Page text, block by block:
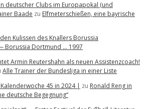
deutscher Clubs im Europapokal (und
Baade zu Elfmeterschießen, eine bayrische
Kulissen des Knallers Borussia
Borussia Dortmund … 1997
Armin Reutershahn als neuen Assistenzcoach!
Alle Trainer der Bundesliga in einer Liste
45 in 2024 | zu Ronald Reng in
deutsche Begegnung“